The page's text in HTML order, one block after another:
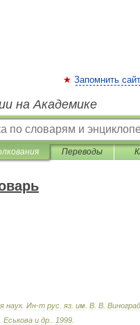
Запомнить сайт
на Академике
Переводы
наук. Ин-т рус яз им В В
Еськова и др 1999